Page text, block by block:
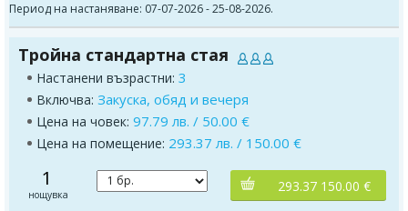
Период на настаняване: 07-07-2026 - 25-08-2026.
Тройна стандартна стая
Настанени възрастни: 3
Включва: Закуска, обяд и вечеря
Цена на човек: 97.79 лв. / 50.00 €
Цена на помещение: 293.37 лв. / 150.00 €
1
нощувка
293.37 150.00 €